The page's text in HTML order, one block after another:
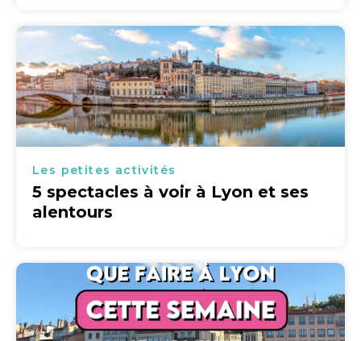
Les petites activités
5 spectacles à voir à Lyon et ses
alentours